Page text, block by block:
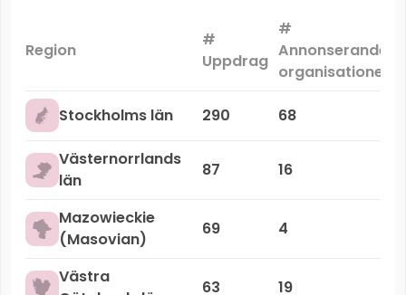
Region
#
Uppdrag
#
Annonserande
organisationer
Stockholms län 290 68
Västernorrlands
län
87 16
Mazowieckie
(Masovian)
69 4
Västra
63 19